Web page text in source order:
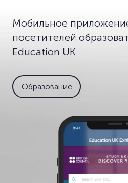
Мобильное
посетителей
Education UK
Образование